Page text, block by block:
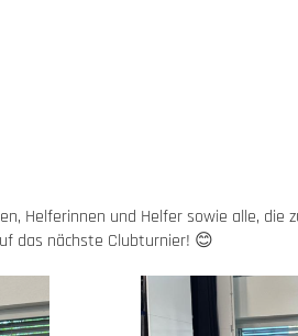
Helferinnen und Helfer sowie alle, die
das nächste Clubturnier! 😊